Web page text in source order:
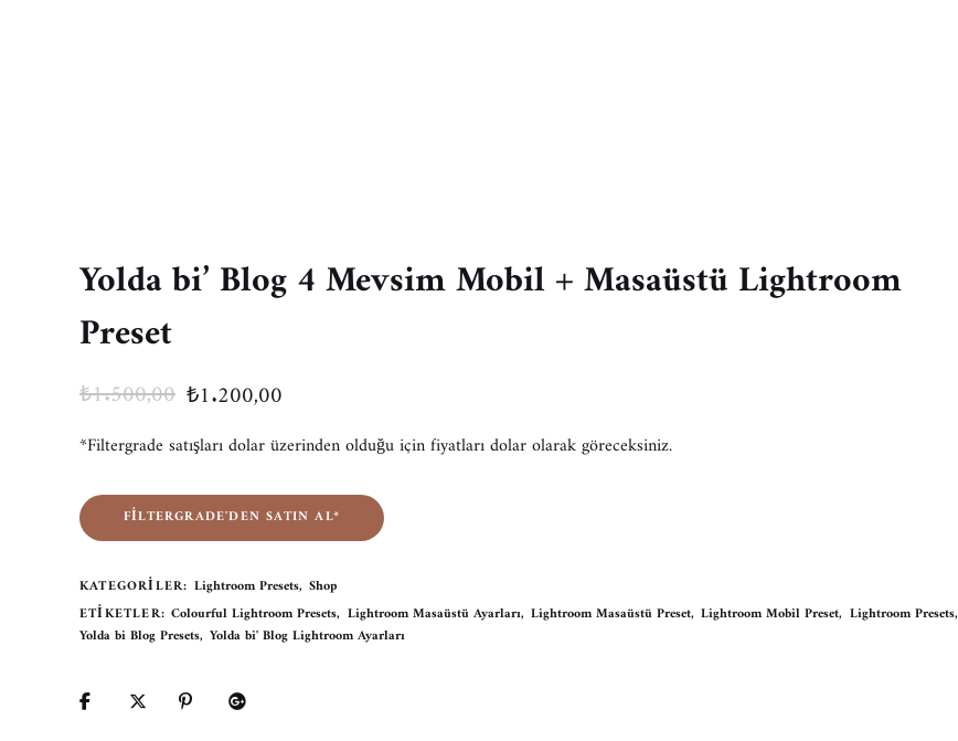
Yolda bi’ Blog 4 Mevsim Mobil + Masaüstü Lightroom
Preset
₺1.500,00 Orijinal
fiyat:
₺1.200,00
andaki
₺1.200,00.
*Filtergrade satışları dolar üzerinden olduğu için fiyatları dolar olarak göreceksiniz.
FILTERGRADE'DEN SATIN AL*
KATEGORILER: Lightroom Presets,Shop
ETIKETLER:Colourful Lightroom Presets, Lightroom Masaüstü Ayarları,Lightroom Masaüstü Preset,Lightroom Mobil Preset, Lightroom Presets,
Yolda bi Blog Presets,Yolda bi' Blog Lightroom Ayarları